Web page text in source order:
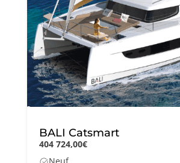
BALI Catsmart
404 724,00€